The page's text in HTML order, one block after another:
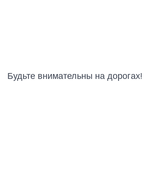
Будьте внимательны на дорогах!